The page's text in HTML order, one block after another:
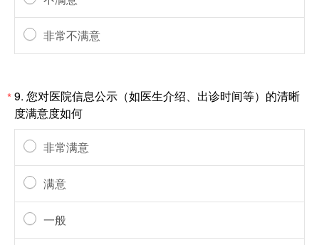
非常不满意
*9. 您对医院信息公示（如医生介绍、出诊时间等）的清晰
度满意度如何
非常满意
满意
一般